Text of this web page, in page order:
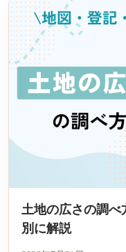
土地の広さの調べ
別に解説